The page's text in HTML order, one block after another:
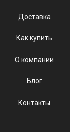
Доставка
Как купить
О компании
Блог
Контакты